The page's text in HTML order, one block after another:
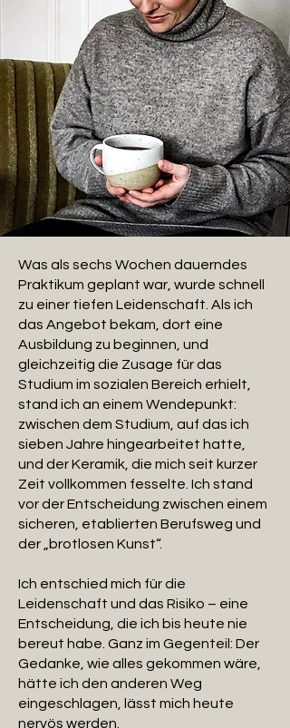
Was als sechs Wochen dauerndes
Praktikum geplant war, wurde schnell
zu einer tiefen Leidenschaft. Als ich
das Angebot bekam, dort eine
Ausbildung zu beginnen, und
gleichzeitig die Zusage für das
Studium im sozialen Bereich erhielt,
stand ich an einem Wendepunkt:
zwischen dem Studium, auf das ich
sieben Jahre hingearbeitet hatte,
und der Keramik, die mich seit kurzer
Zeit vollkommen fesselte. Ich stand
vor der Entscheidung zwischen einem
sicheren, etablierten Berufsweg und
der „brotlosen Kunst“.
Ich entschied mich für die
Leidenschaft und das Risiko – eine
Entscheidung, die ich bis heute nie
bereut habe. Ganz im Gegenteil: Der
Gedanke, wie alles gekommen wäre,
hätte ich den anderen Weg
eingeschlagen, lässt mich heute
nervös werden.